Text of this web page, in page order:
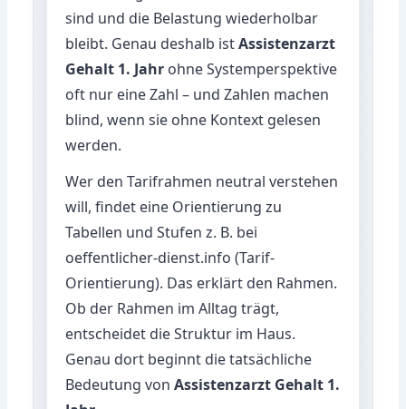
sind und die Belastung wiederholbar
bleibt. Genau deshalb istAssistenzarzt
Gehalt 1. Jahr ohne Systemperspektive
oft nur eine Zahl – und Zahlen machen
blind, wenn sie ohne Kontext gelesen
werden.
Wer den Tarifrahmen neutral verstehen
will, findet eine Orientierung zu
Tabellen und Stufen z. B. bei
oeffentlicher-dienst.info (Tarif-
Orientierung). Das erklärt den Rahmen.
Ob der Rahmen im Alltag trägt,
entscheidet die Struktur im Haus.
Genau dort beginnt die tatsächliche
Bedeutung vonAssistenzarzt Gehalt 1.